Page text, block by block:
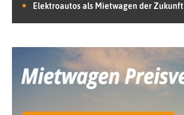
Elektroautos als Mietwagen der Zukunft